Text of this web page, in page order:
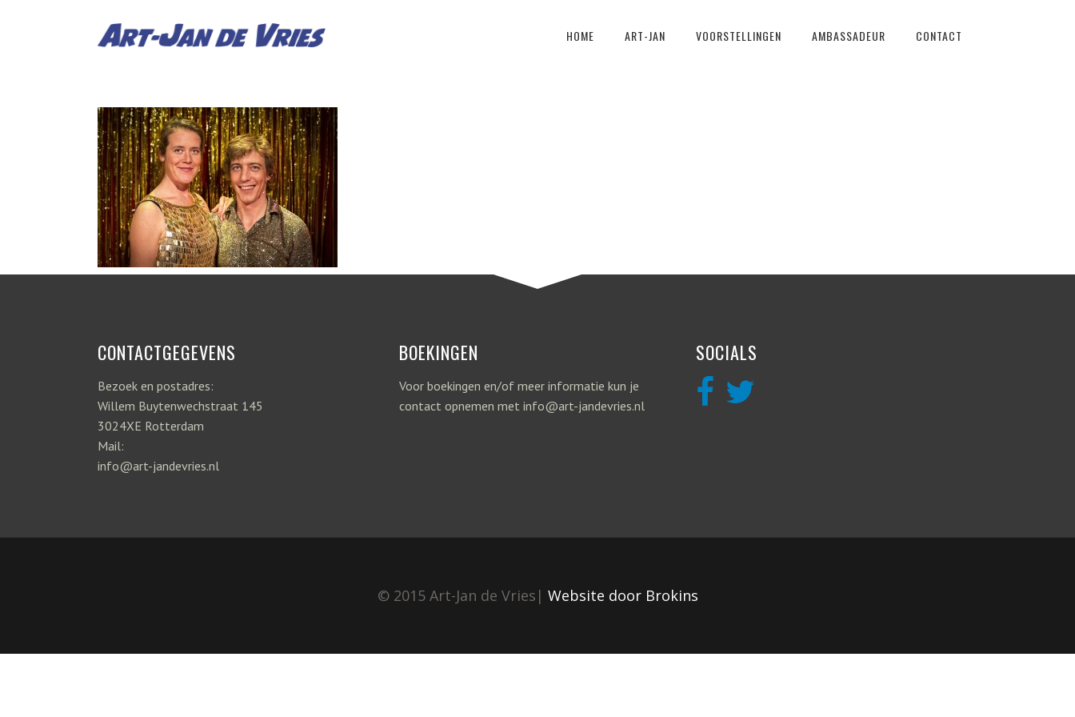
HOME ART-JAN VOORSTELLINGEN AMBASSADEUR CONTACT
CONTACTGEGEVENS
Bezoek en postadres:
Willem Buytenwechstraat 145
3024XE Rotterdam
Mail:
info@art-jandevries.nl
BOEKINGEN
Voor boekingen en/of meer informatie kun je
contact opnemen met info@art-jandevries.nl
SOCIALS
© 2015 Art-Jan de Vries| Website door Brokins